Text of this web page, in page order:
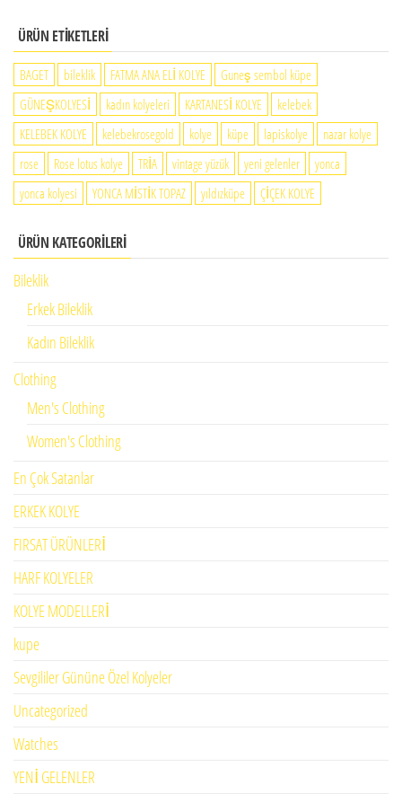
-
260.00₺
ÜRÜN ETIKETLERI
BAGET bileklik FATMA ANA ELİ KOLYE
Guneş sembol küpe
GÜNEŞKOLYESİ
kadın kolyeleri KARTANESİ KOLYE
kelebek
KELEBEK KOLYE
kelebekrosegold kolye küpe lapiskolye
nazar kolye
rose
Rose lotus kolye TRİA vintage yüzük yeni gelenler
yonca
yonca kolyesi
YONCA MİSTİK TOPAZ yıldızküpe ÇİÇEK KOLYE
ÜRÜN KATEGORILERI
Bileklik
Erkek Bileklik
Kadın Bileklik
Clothing
Men's Clothing
Women's Clothing
En Çok Satanlar
ERKEK KOLYE
FIRSAT ÜRÜNLERİ
HARF KOLYELER
KOLYE MODELLERİ
kupe
Sevgililer Gününe Özel Kolyeler
Uncategorized
Watches
YENİ GELENLER